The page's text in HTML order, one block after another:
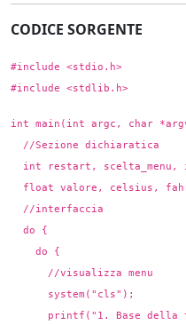
CODICE SORGENTE
#include <stdio.h>
#include <stdlib.h>
int main(int argc, char
//Sezione dichiaratica
int restart, scelta_menu,
float valore, celsius,
//interfaccia
do {
do {
//visualizza menu
system("cls");
printf("1. Base della